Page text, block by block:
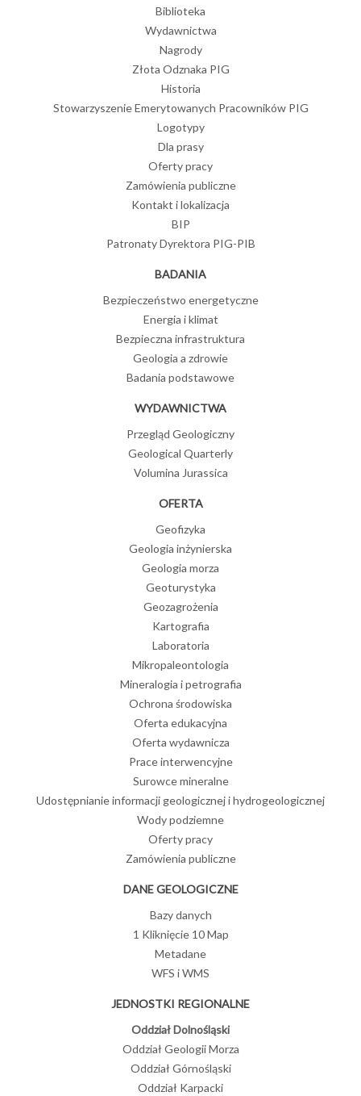
Biblioteka
Wydawnictwa
Nagrody
Złota Odznaka PIG
Historia
Stowarzyszenie Emerytowanych Pracowników PIG
Logotypy
Dla prasy
Oferty pracy
Zamówienia publiczne
Kontakt i lokalizacja
BIP
Patronaty Dyrektora PIG-PIB
BADANIA
Bezpieczeństwo energetyczne
Energia i klimat
Bezpieczna infrastruktura
Geologia a zdrowie
Badania podstawowe
WYDAWNICTWA
Przegląd Geologiczny
Geological Quarterly
Volumina Jurassica
OFERTA
Geofizyka
Geologia inżynierska
Geologia morza
Geoturystyka
Geozagrożenia
Kartografia
Laboratoria
Mikropaleontologia
Mineralogia i petrografia
Ochrona środowiska
Oferta edukacyjna
Oferta wydawnicza
Prace interwencyjne
Surowce mineralne
Udostępnianie informacji geologicznej i hydrogeologicznej
Wody podziemne
Oferty pracy
Zamówienia publiczne
DANE GEOLOGICZNE
Bazy danych
1 Kliknięcie 10 Map
Metadane
WFS i WMS
JEDNOSTKI REGIONALNE
Oddział Dolnośląski
Oddział Geologii Morza
Oddział Górnośląski
Oddział Karpacki